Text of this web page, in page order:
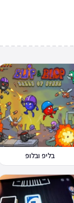
בליפ ובלופ